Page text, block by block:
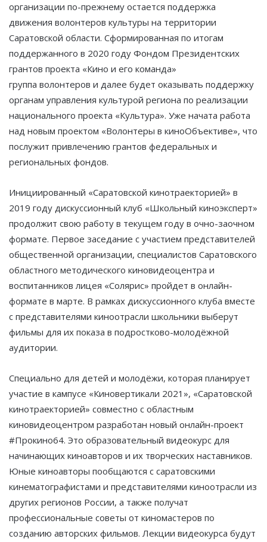
организации по-прежнему остается поддержка
движения волонтеров культуры на территории
Саратовской области. Сформированная по итогам
поддержанного в 2020 году Фондом Президентских
грантов проекта «Кино и его команда»
группа волонтеров и далее будет оказывать поддержку
органам управления культурой региона по реализации
национального проекта «Культура». Уже начата работа
над новым проектом «Волонтеры в киноОбъективе», что
послужит привлечению грантов федеральных и
региональных фондов.
Инициированный «Саратовской кинотраекторией» в
2019 году дискуссионный клуб «Школьный киноэксперт»
продолжит свою работу в текущем году в очно-заочном
формате. Первое заседание с участием представителей
общественной организации, специалистов Саратовского
областного методического киновидеоцентра и
воспитанников лицея «Солярис» пройдет в онлайн-
формате в марте. В рамках дискуссионного клуба вместе
с представителями киноотрасли школьники выберут
фильмы для их показа в подростково-молодёжной
аудитории.
Специально для детей и молодёжи, которая планирует
участие в кампусе «Киновертикали 2021», «Саратовской
кинотраекторией» совместно с областным
киновидеоцентром разработан новый онлайн-проект
#Прокино64. Это образовательный видеокурс для
начинающих киноавторов и их творческих наставников.
Юные киноавторы пообщаются с саратовскими
кинематографистами и представителями киноотрасли из
других регионов России, а также получат
профессиональные советы от киномастеров по
созданию авторских фильмов. Лекции видеокурса будут